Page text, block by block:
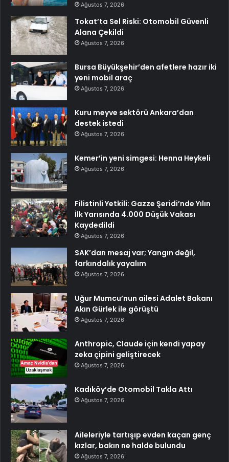
Ağustos 7, 2026
Tokat’ta Sel Riski: Otomobil Güvenli
Alana Çekildi
Ağustos 7, 2026
Bursa Büyükşehir’den afetlere hazır iki
yeni mobil araç
Ağustos 7, 2026
Kuru meyve sektörü Ankara’dan
destek istedi
Ağustos 7, 2026
Kemer’in yeni simgesi: Henna Heykeli
Ağustos 7, 2026
Filistinli Yetkili: Gazze Şeridi’nde Yılın
İlk Yarısında 4.000 Düşük Vakası
Kaydedildi
Ağustos 7, 2026
SAK’dan mesaj var; Yangın değil,
farkındalık yayalım
Ağustos 7, 2026
Uğur Mumcu’nun ailesi Adalet Bakanı
Akın Gürlek ile görüştü
Ağustos 7, 2026
Anthropic, Claude için kendi yapay
zeka çipini geliştirecek
Ağustos 7, 2026
Kadıköy’de Otomobil Takla Attı
Ağustos 7, 2026
Aileleriyle tartışıp evden kaçan genç
kızlar, bakın ne halde bulundu
Ağustos 7, 2026